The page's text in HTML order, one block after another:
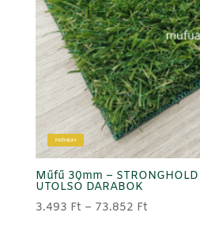
PRÉMIUM
Műfű 30mm –
UTOLSÓ DARABOK
3.493 Ft – 73.852 Ft